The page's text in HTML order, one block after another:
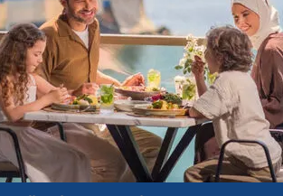
ÖNCEDEN TAMAMLANDI EN
MAKİNESİNİN ÜZERİNE BIRAKILDI